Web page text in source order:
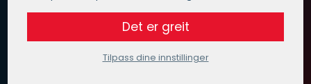
Det er greit
Tilpass dine innstillinger